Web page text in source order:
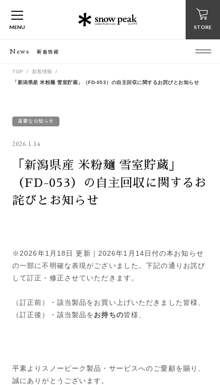
MENU STORE
News 新着情報
TOP
新着情報
「新潟県産 米粉麺 雪室貯蔵」（FD-053）の自主回収に関するお詫びとお知らせ
重要なお知らせ
2026.1.14
「新潟県産 米粉麺 雪室貯蔵」
（FD-053）の自主回収に関するお
詫びとお知らせ
※2026年1月18日 更新｜2026年1月14日付の本お知らせ
の一部に不明確な表現がございました。下記の通りお詫び
して訂正・修正させていただきます。
（訂正前）・該当製品をお買い上げいただきました皆様、
（訂正後）・該当製品をお持ちの皆様、
平素よりスノーピーク製品・サービスへのご愛顧を賜り、
誠にありがとうございます。